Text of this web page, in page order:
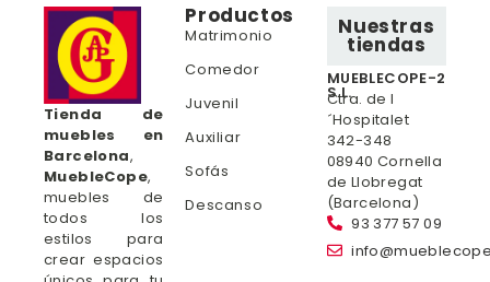
Tienda de
muebles en
Barcelona,
MuebleCope,
muebles de
todos los
estilos para
crear espacios
Productos
Matrimonio
Comedor
Juvenil
Auxiliar
Sofás
Descanso
Nuestras
tiendas
MUEBLECOPE-2
S.L.
Ctra. de l
´Hospitalet
342-348
08940 Cornella
de Llobregat
(Barcelona)
93 377 57 09